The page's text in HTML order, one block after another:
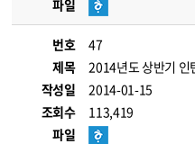
파일
번호
47
제목
2014년도 상반기 인
작성일
2014-01-15
조회수
113,419
파일